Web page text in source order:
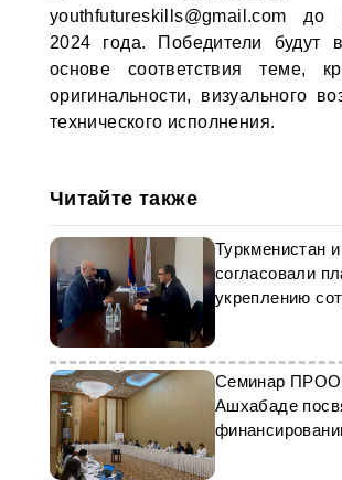
youthfutureskills@gmail.com до
2024 года. Победители будут
основе соответствия теме,
оригинальности, визуального
технического исполнения.
Читайте также
Туркменистан
согласовали
укреплению
Семинар
Ашхабаде